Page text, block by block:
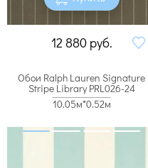
12 880 руб.
Обои Ralph Lauren Signature
Stripe Library PRL026-24
10.05м*0.52м